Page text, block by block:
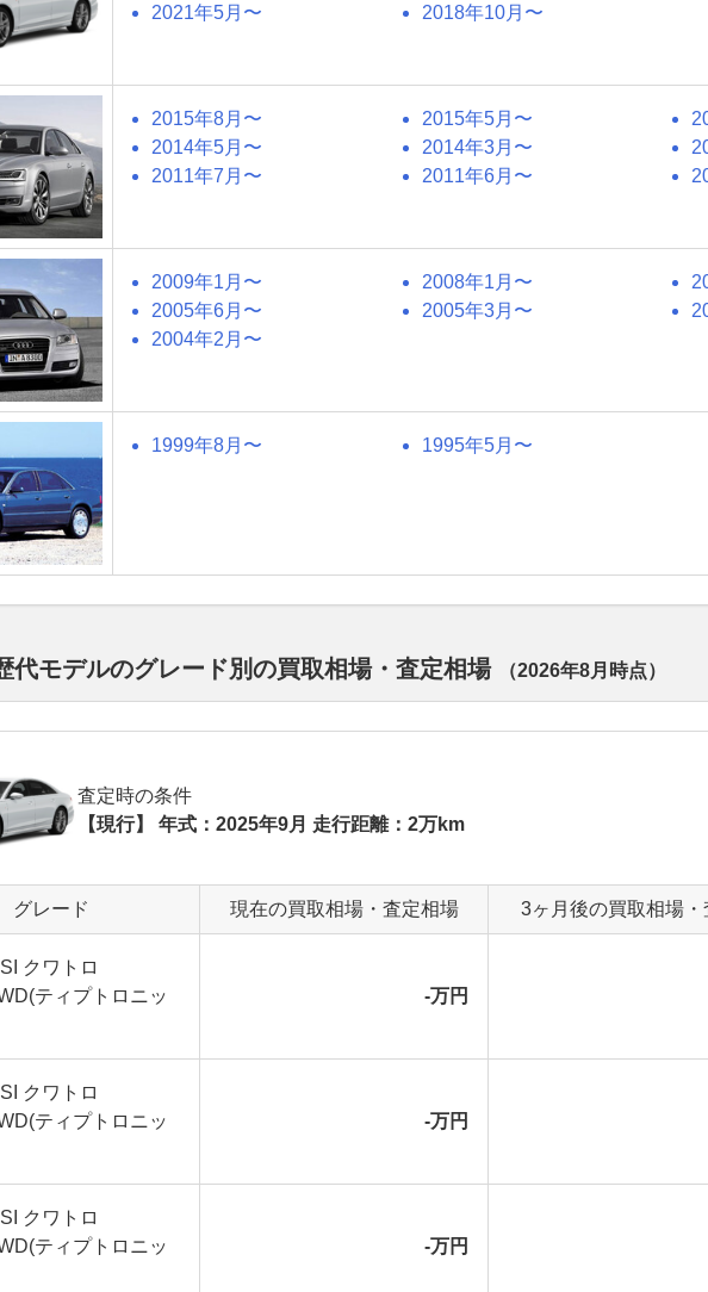
2021年5月〜
2018年10月〜
2015年8月〜 2015年5月〜
2014年5月〜
2014年3月〜
2011年7月〜
2011年6月〜
2009年1月〜 2008年1月〜
2005年6月〜
2005年3月〜
2004年2月〜
1999年8月〜 1995年5月〜
代モデルのグレード別の買取相場・査定相場 （2026年8月 時点）
査定時の条件
【現行】 年式：2025年9月 走行距離：2万km
グレード 現在の買取相場・査定相場 3ヶ月後の買取相場・
クワトロ
ティプトロニッ
-万円
クワトロ
ティプトロニッ
-万円
クワトロ
ティプトロニッ
-万円